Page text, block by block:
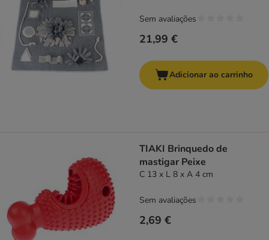
21,99 €
Sem avaliações
Adicionar ao carrinho
TIAKI Brinquedo de
mastigar Peixe
C 13 x L 8 x A 4 cm
2,69 €
Sem avaliações